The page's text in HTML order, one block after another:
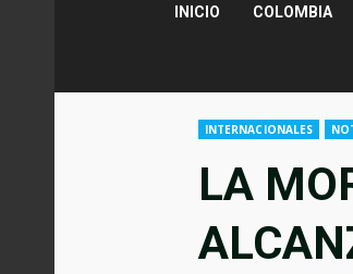
INICIO COLOMBIA
INTERNACIONALES
LA